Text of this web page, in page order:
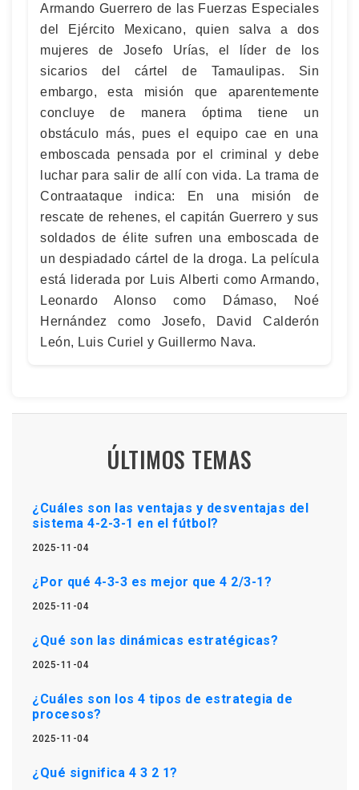
Armando Guerrero de las Fuerzas Especiales
del Ejército Mexicano, quien salva a dos
mujeres de Josefo Urías, el líder de los
sicarios del cártel de Tamaulipas. Sin
embargo, esta misión que aparentemente
concluye de manera óptima tiene un
obstáculo más, pues el equipo cae en una
emboscada pensada por el criminal y debe
luchar para salir de allí con vida. La trama de
Contraataque indica: En una misión de
rescate de rehenes, el capitán Guerrero y sus
soldados de élite sufren una emboscada de
un despiadado cártel de la droga. La película
está liderada por Luis Alberti como Armando,
Leonardo Alonso como Dámaso, Noé
Hernández como Josefo, David Calderón
León, Luis Curiel y Guillermo Nava.
ÚLTIMOS TEMAS
¿Cuáles son las ventajas y desventajas del
sistema 4-2-3-1 en el fútbol?
2025-11-04
¿Por qué 4-3-3 es mejor que 4 2/3-1?
2025-11-04
¿Qué son las dinámicas estratégicas?
2025-11-04
¿Cuáles son los 4 tipos de estrategia de
procesos?
2025-11-04
¿Qué significa 4 3 2 1?